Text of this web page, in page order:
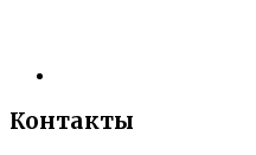
Контакты